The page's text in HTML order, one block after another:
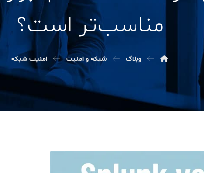
مناسب‌تر است؟
وبلاگ شبکه و امنیت امنیت شبکه